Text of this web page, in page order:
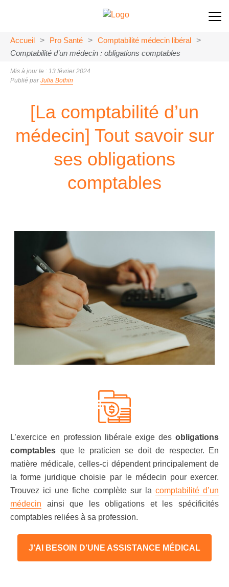
Accueil > Pro Santé > Comptabilité médecin libéral
>
Comptabilité d’un médecin : obligations comptables
Mis à jour le : 13 février 2024
Publié parJulia Bothin
[La comptabilité d’un
médecin] Tout savoir sur
ses obligations
comptables
L’exercice en profession libérale exige des obligations
comptables que le praticien se doit de respecter. En
matière médicale, celles-ci dépendent principalement de
la forme juridique choisie par le médecin pour exercer.
Trouvez ici une fiche complète sur la comptabilité d’un
médecin ainsi que les obligations et les spécificités
comptables reliées à sa profession.
J’AI BESOIN D’UNE ASSISTANCE MÉDICAL